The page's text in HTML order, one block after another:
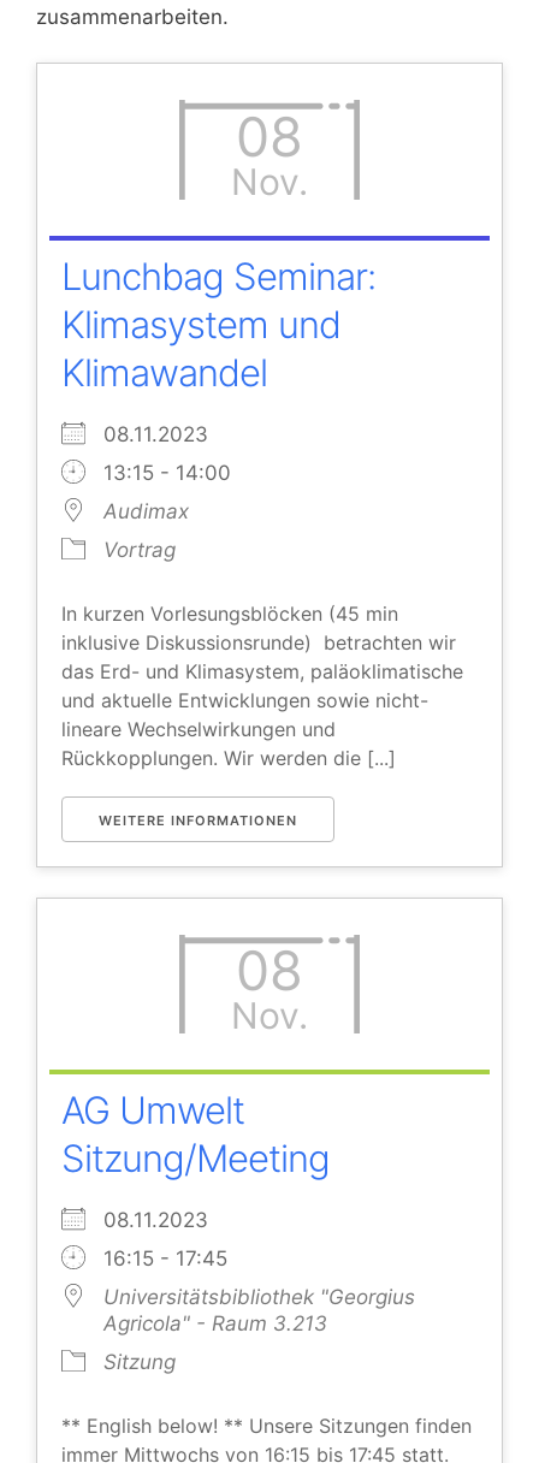
zusammenarbeiten.
08
Nov.
Lunchbag Seminar:
Klimasystem und
Klimawandel
08.11.2023
13:15 - 14:00
Audimax
Vortrag
In kurzen Vorlesungsblöcken (45 min
inklusive Diskussionsrunde) betrachten wir
das Erd- und Klimasystem, paläoklimatische
und aktuelle Entwicklungen sowie nicht-
lineare Wechselwirkungen und
Rückkopplungen. Wir werden die [...]
WEITERE INFORMATIONEN
08
Nov.
AG Umwelt
Sitzung/Meeting
08.11.2023
16:15 - 17:45
Universitätsbibliothek "Georgius
Agricola" - Raum 3.213
Sitzung
** English below! ** Unsere Sitzungen finden
immer Mittwochs von 16:15 bis 17:45 statt.